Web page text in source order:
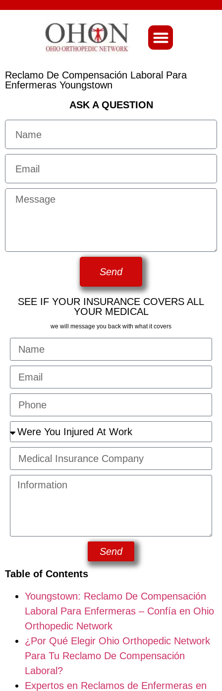
Reclamo De Compensación Laboral Para
Enfermeras Youngstown
ASK A QUESTION
Send
SEE IF YOUR INSURANCE COVERS ALL
YOUR MEDICAL
we will message you back with what it covers
Send
Table of Contents
Youngstown: Reclamo De Compensación
Laboral Para Enfermeras – Confía en Ohio
Orthopedic Network
¿Por Qué Elegir Ohio Orthopedic Network
Para Tu Reclamo De Compensación
Laboral?
Expertos en Reclamos de Enfermeras en